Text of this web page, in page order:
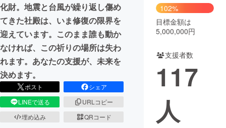
CAMPFIRE for Social Good
CAMPFIRE Creation
CAMPFIREふるさと納税machi-ya コミュニティ
化財。地震と台風が繰り返し傷め
てきた社殿は、いま修復の限界を
迎えています。このまま誰も動か
なければ、この祈りの場所は失わ
れます。あなたの支援が、未来を
決めます。
ポスト
シェア
LINEで送る
URLコピー
埋め込み
QRコード
102%
目標金額は
5,000,000円
支援者数
117
人